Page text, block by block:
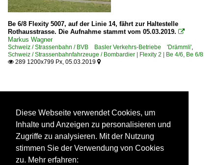
Be 6/8 Flexity 5007, auf der Linie 14, fährt zur Haltestelle
Rothausstrasse. Die Aufnahme stammt vom 05.03.2019. 
Markus Wagner
Schweiz / Strassenbahn / BVB Basler Verkehrs-Betriebe 'Drämmli',
Schweiz / Strassenbahnfahrzeuge / Bombardier | Flexity 2 | Be 4/6, Be 6/8
 289 1200x799 Px, 05.03.2019 
Diese Webseite verwendet Cookies, um
Inhalte und Anzeigen zu personalisieren und
Zugriffe zu analysieren. Mit der Nutzung
stimmen Sie der Verwendung von Cookies
zu. Mehr erfahren: